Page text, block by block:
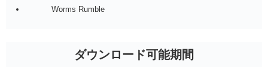
Worms Rumble
ダウンロード可能期間